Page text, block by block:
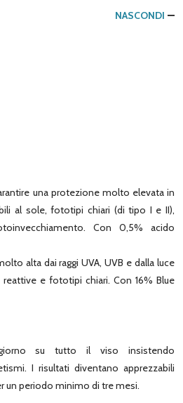
NASCONDI
una protezione molto elevata in
al sole, fototipi chiari (di tipo I e II),
Con 0,5% acido
alta dai raggi UVA, UVB e dalla luce
e fototipi chiari. Con 16% Blue
su tutto il viso insistendo
I risultati diventano apprezzabili
un periodo minimo di tre mesi.